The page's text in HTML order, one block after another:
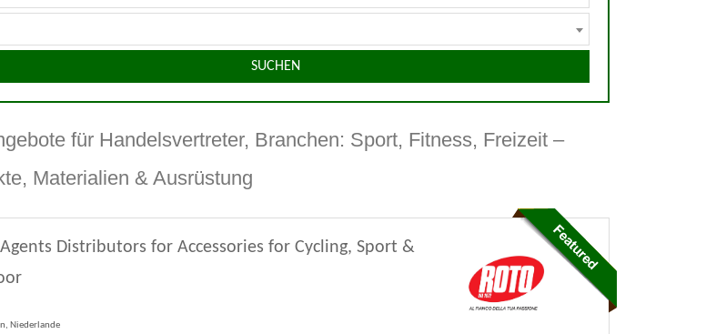
SUCHEN
für Handelsvertreter, Branchen: Sport, Fitness, Freizeit –
Materialien & Ausrüstung
Agents Distributors for Accessories for Cycling, Sport &
Niederlande